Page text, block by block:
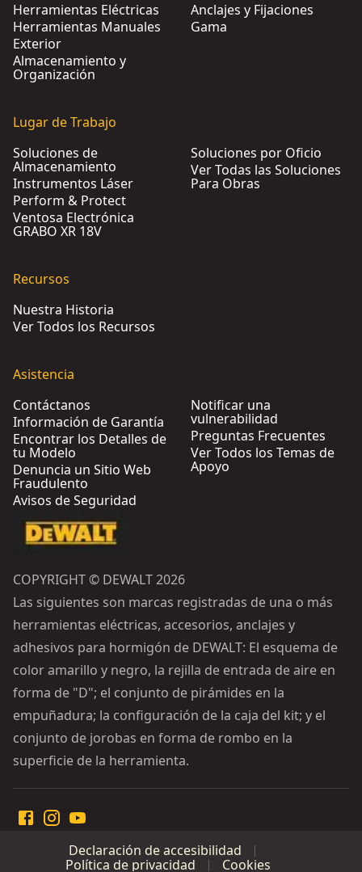
Herramientas Eléctricas
Herramientas Manuales
Exterior
Almacenamiento y
Organización
Anclajes y Fijaciones
Gama
Lugar de Trabajo
Soluciones de
Almacenamiento
Instrumentos Láser
Perform & Protect
Ventosa Electrónica
GRABO XR 18V
Soluciones por Oficio
Ver Todas las Soluciones
Para Obras
Recursos
Nuestra Historia
Ver Todos los Recursos
Asistencia
Contáctanos
Información de Garantía
Encontrar los Detalles de
tu Modelo
Denuncia un Sitio Web
Fraudulento
Avisos de Seguridad
Notificar una
vulnerabilidad
Preguntas Frecuentes
Ver Todos los Temas de
Apoyo
COPYRIGHT © DEWALT 2026
Las siguientes son marcas registradas de una o más
herramientas eléctricas, accesorios, anclajes y
adhesivos para hormigón de DEWALT: El esquema de
color amarillo y negro, la rejilla de entrada de aire en
forma de "D"; el conjunto de pirámides en la
empuñadura; la configuración de la caja del kit; y el
conjunto de jorobas en forma de rombo en la
superficie de la herramienta.
Declaración de accesibilidad
Política de privacidad
Cookies